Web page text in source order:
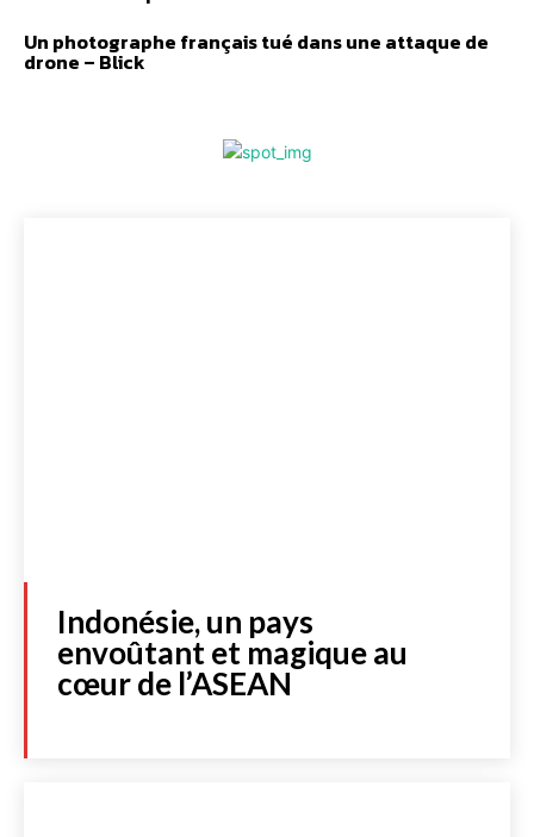
Un photographe français tué dans une attaque de
drone – Blick
Indonésie, un pays
envoûtant et magique au
cœur de l’ASEAN